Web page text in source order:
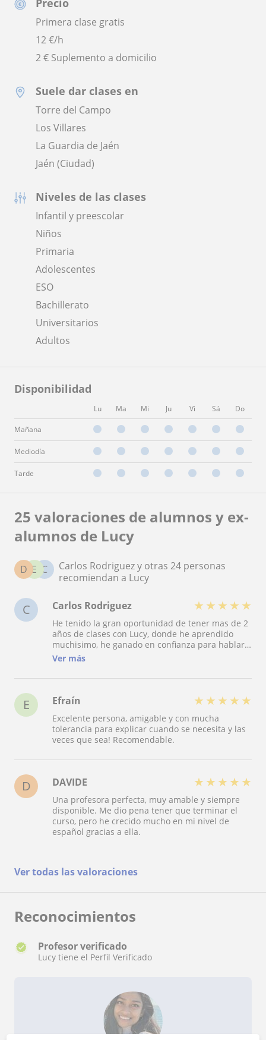
Primera clase gratis
12€/h
2 € Suplemento a domicilio
Suele dar clases en
Torre del Campo
Los Villares
La Guardia de Jaén
Jaén (Ciudad)
Niveles de las clases
Infantil y preescolar
Niños
Primaria
Adolescentes
ESO
Bachillerato
Universitarios
Adultos
Disponibilidad
Lu Ma Mi Ju Vi Sá Do
Mañana
Mediodía
Tarde
25 valoraciones de alumnos y ex-
alumnos de Lucy
C
E
D
Carlos Rodriguez y otras 24 personas
recomiendan a Lucy
C Carlos Rodriguez ★ ★ ★ ★ ★
He tenido la gran oportunidad de tener mas de 2
años de clases con Lucy, donde he aprendido
muchisimo, he ganado en confianza para hablar e
hizo crecer mi ingles de una manera exponencial.
cara al horario como de cara a lo que tu y ella
práctica y nunca te va a faltar una buena
buena profesora para aprender ingles, ni te lo
pienses. 100% Recomendable
Ver más
E Efraín ★ ★ ★ ★ ★
Excelente persona, amigable y con mucha
tolerancia para explicar cuando se necesita y las
veces que sea! Recomendable.
D DAVIDE ★ ★ ★ ★ ★
Una profesora perfecta, muy amable y siempre
disponible. Me dio pena tener que terminar el
curso, pero he crecido mucho en mi nivel de
español gracias a ella.
Ver todas las valoraciones
Reconocimientos
Profesor verificado
Lucy tiene el Perfil Verificado